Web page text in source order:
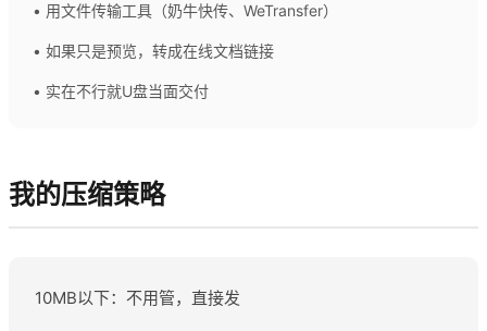
• 用文件传输工具（奶牛快传、WeTransfer）
• 如果只是预览，转成在线文档链接
• 实在不行就U盘当面交付
我的压缩策略
10MB以下：不用管，直接发